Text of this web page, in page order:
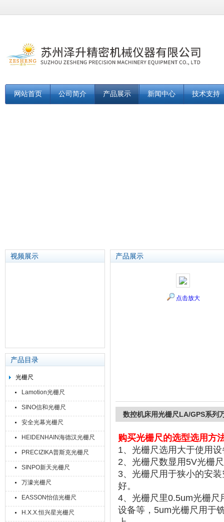
网站首页 公司简介 产品展示 新闻中心 技术支持
视频展示
产品目录
光栅尺
Lamotion光栅尺
SINO信和光栅尺
安全光幕光栅尺
HEIDENHAIN海德汉光栅尺
PRECIZIKA普斯克光栅尺
SINPO新天光栅尺
万濠光栅尺
EASSON怡信光栅尺
H.X.X.恒兴星光栅尺
产品展示
点击放大
数控机床用光栅尺LA/GPS系列
购买光栅尺的选型选用方
1、 光栅尺选用大于使用
2、 光栅尺数显用 5V光栅
3、 光栅尺用于狭小的安装
好。
4、 光栅尺里0.5um光栅尺
设备等 ， 5um光栅尺用于